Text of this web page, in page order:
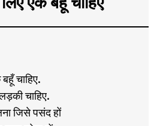
चाहिए.
चाहिए.
जिसे पसंद हों